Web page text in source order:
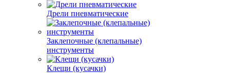
Дрели пневматические
Заклепочные (клепальные)
инструменты
Клещи (кусачки)